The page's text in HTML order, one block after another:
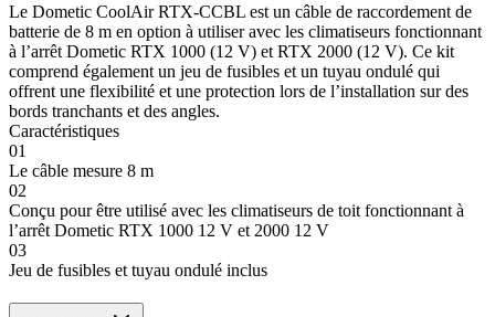
Le Dometic CoolAir RTX-CCBL est un câble de raccordement de
batterie de 8 m en option à utiliser avec les climatiseurs fonctionnant
à l’arrêt Dometic RTX 1000 (12 V) et RTX 2000 (12 V). Ce kit
comprend également un jeu de fusibles et un tuyau ondulé qui
offrent une flexibilité et une protection lors de l’installation sur des
bords tranchants et des angles.
Caractéristiques
01
Le câble mesure 8 m
02
Conçu pour être utilisé avec les climatiseurs de toit fonctionnant à
l’arrêt Dometic RTX 1000 12 V et 2000 12 V
03
Jeu de fusibles et tuyau ondulé inclus